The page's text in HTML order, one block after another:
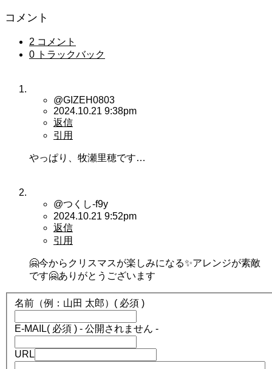
コメント
2 コメント
0 トラックバック
@GIZEH0803
2024.10.21 9:38pm
返信
引用
やっぱり、牧瀬里穂です…
@つくし-f9y
2024.10.21 9:52pm
返信
引用
🤗今からクリスマスが楽しみになる✨アレンジが素敵
です🤗ありがとうございます
名前（例：山田 太郎） ( 必須 )
E-MAIL( 必須 ) - 公開されません -
URL